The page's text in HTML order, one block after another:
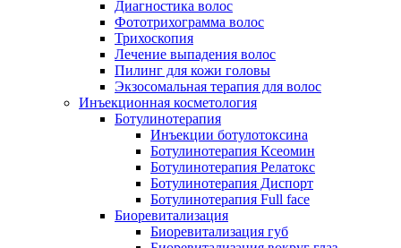
Диагностика волос
Фототрихограмма волос
Трихоскопия
Лечение выпадения волос
Пилинг для кожи головы
Экзосомальная терапия для волос
Инъекционная косметология
Ботулинотерапия
Инъекции ботулотоксина
Ботулинотерапия Ксеомин
Ботулинотерапия Релатокс
Ботулинотерапия Диспорт
Ботулинотерапия Full face
Биоревитализация
Биоревитализация губ